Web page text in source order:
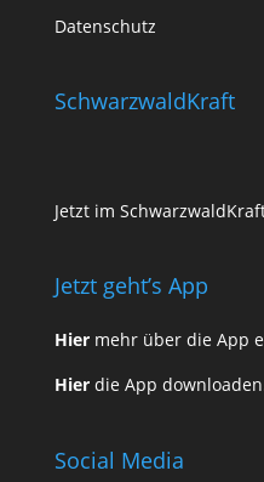
Datenschutz
SchwarzwaldKraft
Jetzt im
Jetzt geht’s App
Hiermehr über die App
Hierdie App
Social Media